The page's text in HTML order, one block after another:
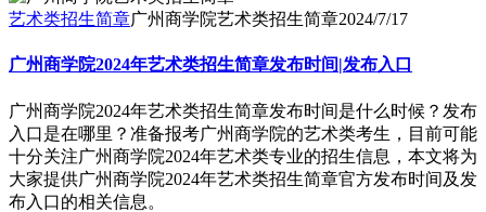
艺术类招生简章广州商学院艺术类招生简章2024/7/17
广州商学院2024年艺术类招生简章发布时间|发布入口
广州商学院2024年艺术类招生简章发布时间是什么时候？发布
入口是在哪里？准备报考广州商学院的艺术类考生，目前可能
十分关注广州商学院2024年艺术类专业的招生信息，本文将为
大家提供广州商学院2024年艺术类招生简章官方发布时间及发
布入口的相关信息。